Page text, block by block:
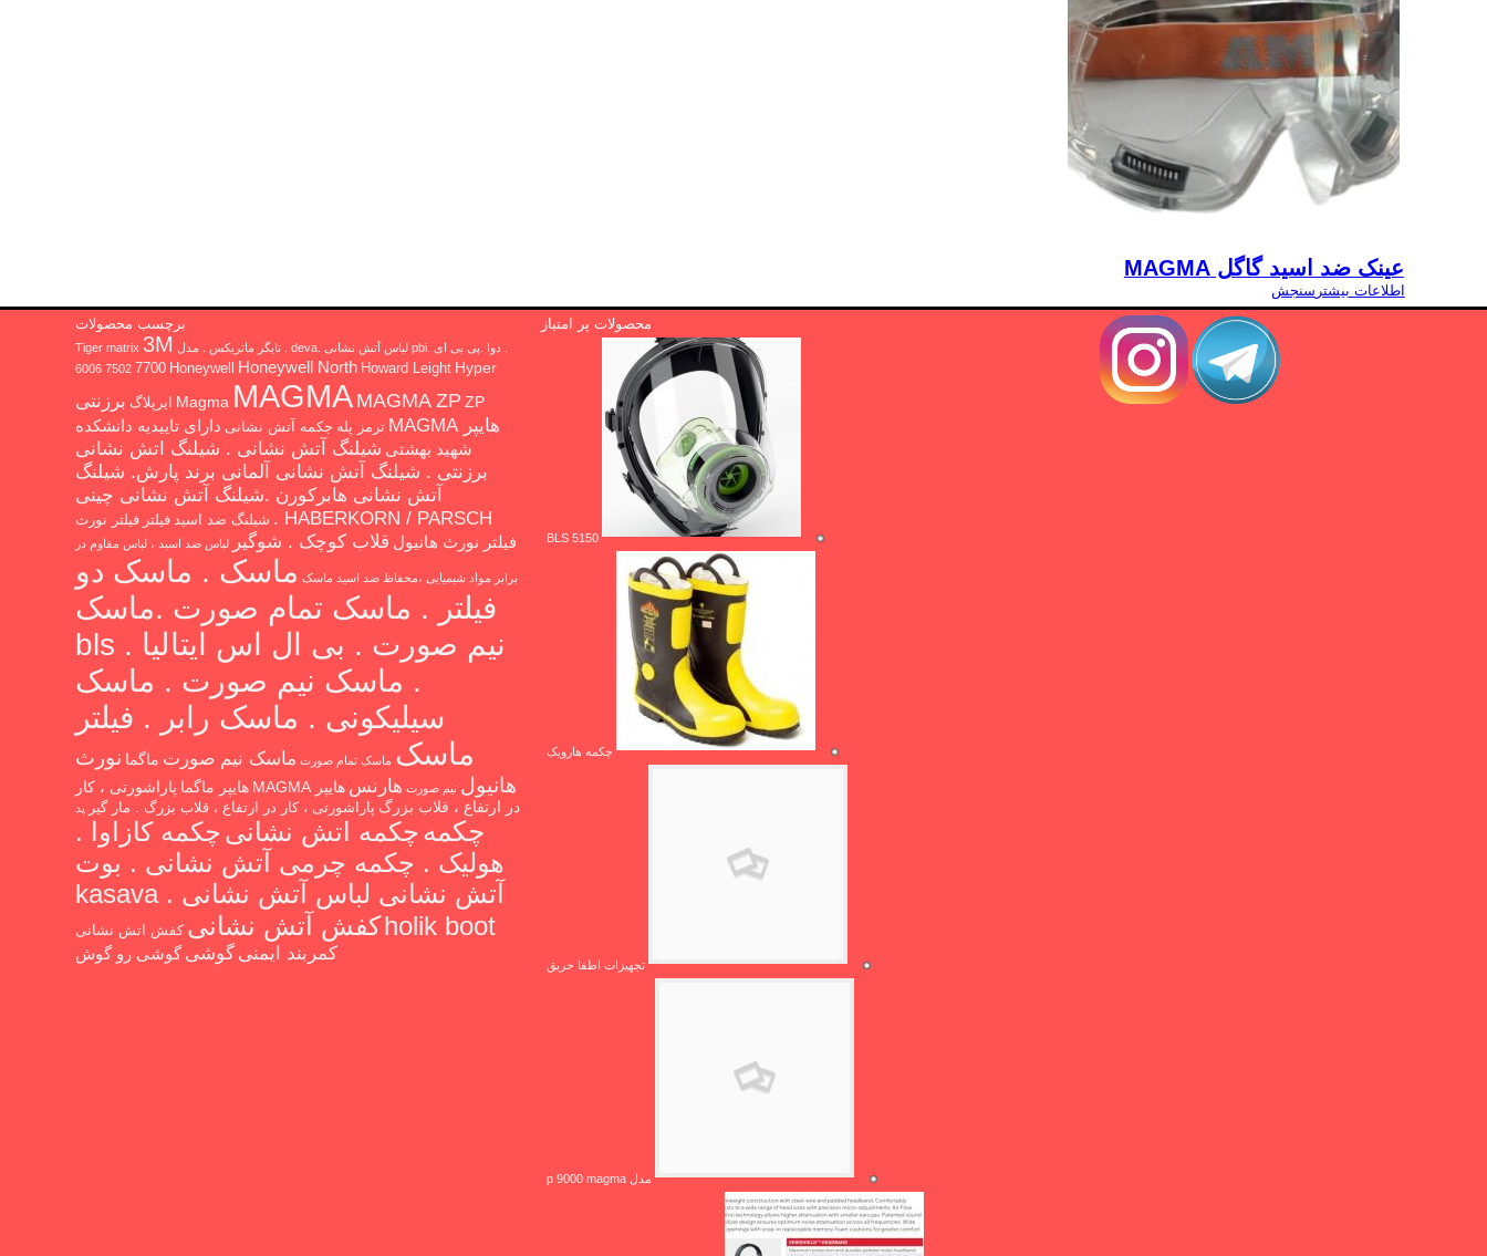
عینک ضد اسید گاگل MAGMA
اطلاعات بیشتر سنجش
محصولات پر امتیاز
BLS 5150
چکمه هارویک
تجهیزات اطفا حریق
مدل p 9000 magma
برچسب محصولات
. دوا .پی بی ای .pbi لباس آتش نشانی .deva . تایگر ماتریکس . مدل Tiger matrix 3M
6006 7502 7700 Honeywell Honeywell North Howard Leight Hyper
Magma MAGMA MAGMA ZP ZP ایرپلاگ برزنتی
هایپر MAGMA
ترمز پله جکمه آتش نشانی دارای تاییدیه دانشکده
شهید بهشتی شیلنگ آتش نشانی . شیلنگ اتش نشانی
برزنتی . شیلنگ آتش نشانی آلمانی برند پارش. شیلنگ
آتش نشانی هابرکورن .شیلنگ آتش نشانی چینی
HABERKORN / PARSCH .
شیلنگ ضد اسید فیلتر فیلتر نورث
فیلتر نورث هانیول قلاب کوچک . شوگیر لباس ضد اسید ، لباس مقاوم در
برابر مواد شیمیایی ،محفاظ ضد اسید ماسک ماسک . ماسک دو
فیلتر . ماسک تمام صورت .ماسک
نیم صورت . بی ال اس ایتالیا . bls
. ماسک نیم صورت . ماسک
سیلیکونی . ماسک رابر . فیلتر
ماسک ماسک تمام صورت ماسک نیم صورت ماگما نورث
هانیول نیم صورت هارنس هایپر MAGMA هایپر ماگما پاراشورتی ، کار
در ارتفاع ، قلاب بزرگ پاراشورتی ، کار در ارتفاع ، قلاب بزرگ . مار گیر پد
چکمه چکمه اتش نشانی چکمه کازاوا .
هولیک . چکمه چرمی آتش نشانی . بوت
آتش نشانی لباس آتش نشانی kasava .
holik bootکفش آتش نشانی کفش اتش نشانی
کمربند ایمنی گوشی گوشی رو گوش